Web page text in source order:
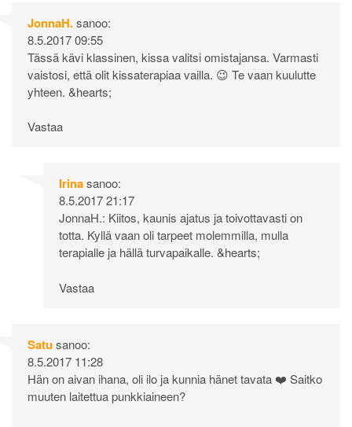
JonnaH.sanoo:
8.5.2017 09:55
Tässä kävi klassinen, kissa valitsi omistajansa. Varmasti
vaistosi, että olit kissaterapiaa vailla. 😉 Te vaan kuulutte
yhteen. &hearts;
Vastaa
Irinasanoo:
8.5.2017 21:17
JonnaH.: Kiitos, kaunis ajatus ja toivottavasti on
totta. Kyllä vaan oli tarpeet molemmilla, mulla
terapialle ja hällä turvapaikalle. &hearts;
Vastaa
Satusanoo:
8.5.2017 11:28
Hän on aivan ihana, oli ilo ja kunnia hänet tavata ❤️ Saitko
muuten laitettua punkkiaineen?